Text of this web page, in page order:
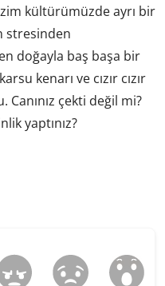
kültürümüzde ayrı bir
stresinden
doğayla baş başa bir
kenarı ve cızır cızır
çekti değil mi?
yaptınız?